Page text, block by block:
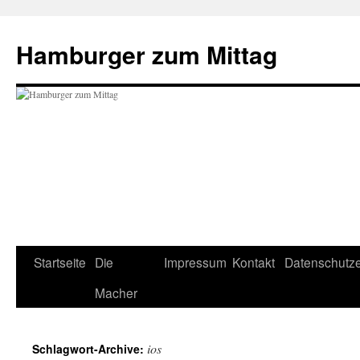
Hamburger zum Mittag
Zum
Startseite Die
Macher
Impressum Kontakt
Schlagwort-Archive: ios